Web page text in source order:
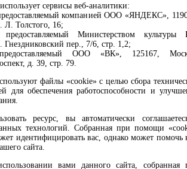
услуг
директору
Выделите текст с ошибкой и нажмите
или ссылку ниже
сервисы веб-аналитики:
компанией ООО «ЯНДЕКС»,
Л. Толстого, 16;
предоставляемый Министерством культуры
пер., 7/6, стр. 1,2;
ООО «ВК», 125167,
д. 39, стр. 79.
файлы «cookie» с целью сбора
для обеспечения работоспособности и
ресурс, вы автоматически
технологий. Собранная при помощи
идентифицировать вас, однако может помочь
сайта.
вами данного сайта, собранная